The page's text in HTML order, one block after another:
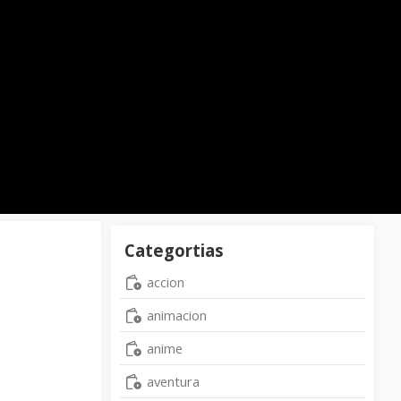
Categortias
accion
animacion
anime
aventura